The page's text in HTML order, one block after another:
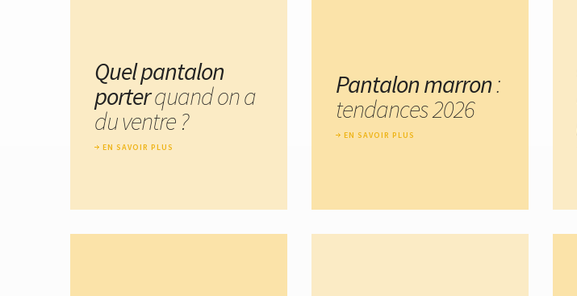
Quel pantalon
porterquand on a
du ventre ?
EN SAVOIR PLUS
Pantalon marron:
tendances 2026
EN SAVOIR PLUS